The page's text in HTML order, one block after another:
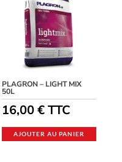
PLAGRON – LIGHT MIX
50L
16,00€TTC
AJOUTER AU PANIER